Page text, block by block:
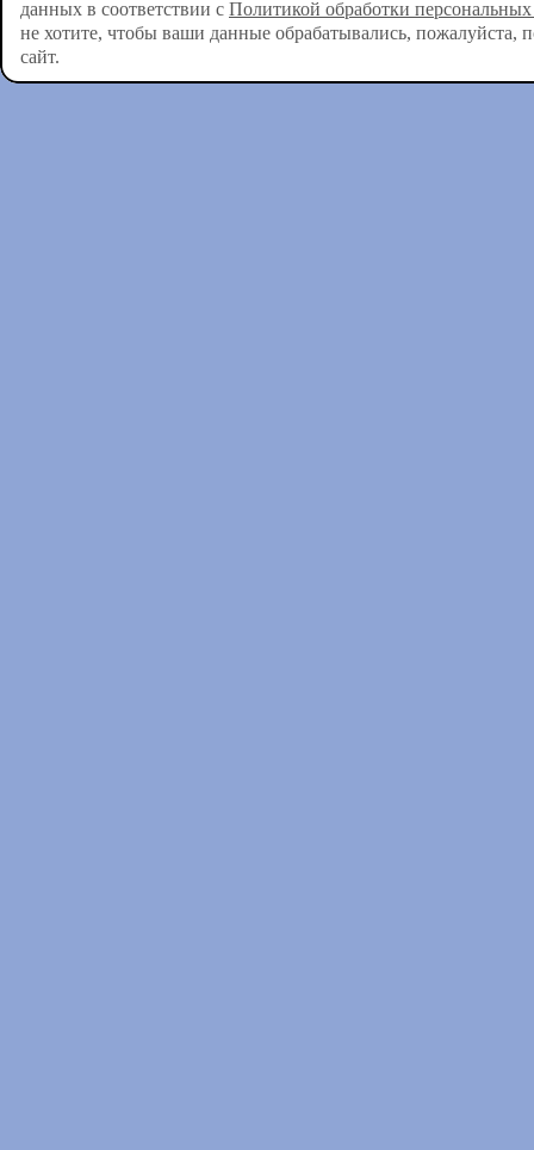
данных в соответствии с Политикой обработки
не хотите, чтобы ваши данные обрабатывались, пожалуйста,
сайт.